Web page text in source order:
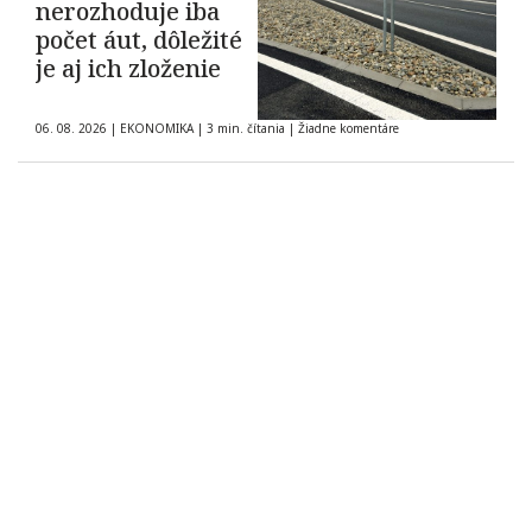
nerozhoduje iba
počet áut, dôležité
je aj ich zloženie
06. 08. 2026 | EKONOMIKA | 3 min. čítania | Žiadne komentáre